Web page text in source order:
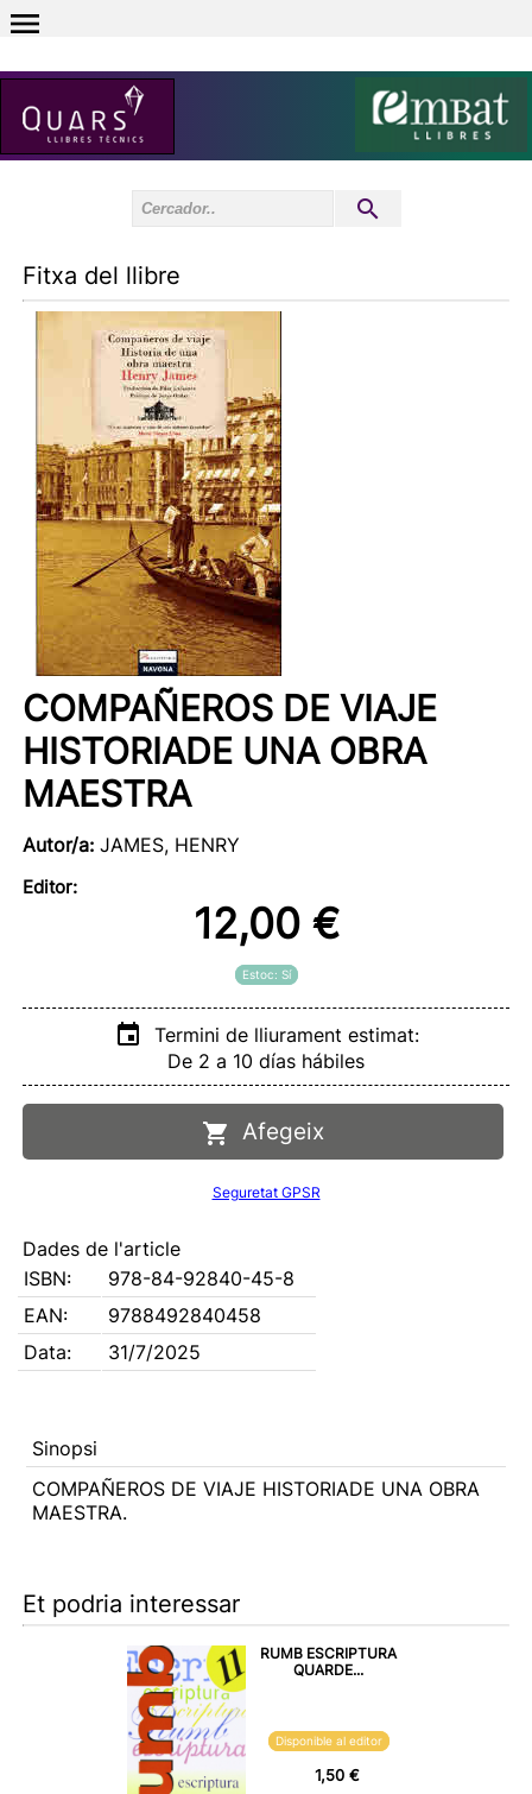
Inici sessió 0
Fitxa del llibre
COMPAÑEROS DE VIAJE
HISTORIADE UNA OBRA
MAESTRA
Autor/a:JAMES, HENRY
Editor:
12,00 €
Estoc: Sí
Termini de lliurament estimat:
De 2 a 10 días hábiles
Afegeix
Seguretat GPSR
Dades de l'article
ISBN:
978-84-92840-45-8
EAN:
9788492840458
Data:
31/7/2025
Sinopsi
COMPAÑEROS DE VIAJE HISTORIADE UNA OBRA
MAESTRA.
Et podria interessar
RUMB ESCRIPTURA
QUARDE...
Disponible al editor
1,50 €